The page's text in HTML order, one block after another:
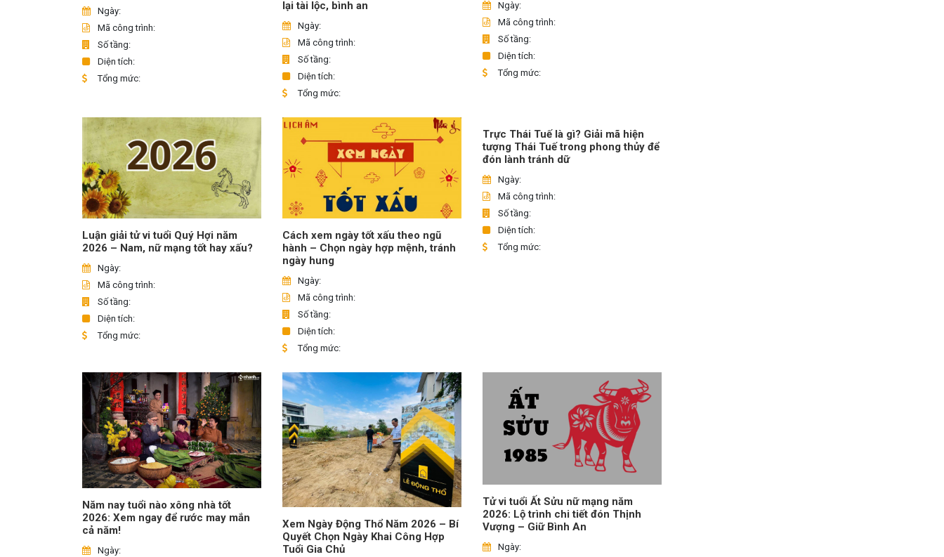
Ngày:
Mã công trình:
Số tầng:
Diện tích:
Tổng mức:
lại tài lộc, bình an
Ngày:
Mã công trình:
Số tầng:
Diện tích:
Tổng mức:
Ngày:
Mã công trình:
Số tầng:
Diện tích:
Tổng mức:
Luận giải tử vi tuổi Quý Hợi năm
2026 – Nam, nữ mạng tốt hay xấu?
Ngày:
Mã công trình:
Số tầng:
Diện tích:
Tổng mức:
Cách xem ngày tốt xấu theo ngũ
hành – Chọn ngày hợp mệnh, tránh
ngày hung
Ngày:
Mã công trình:
Số tầng:
Diện tích:
Tổng mức:
Trực Thái Tuế là gì? Giải mã hiện
tượng Thái Tuế trong phong thủy để
đón lành tránh dữ
Ngày:
Mã công trình:
Số tầng:
Diện tích:
Tổng mức:
Năm nay tuổi nào xông nhà tốt
2026: Xem ngay để rước may mắn
cả năm!
Ngày:
Xem Ngày Động Thổ Năm 2026 – Bí
Quyết Chọn Ngày Khai Công Hợp
Tuổi Gia Chủ
Tử vi tuổi Ất Sửu nữ mạng năm
2026: Lộ trình chi tiết đón Thịnh
Vượng – Giữ Bình An
Ngày: